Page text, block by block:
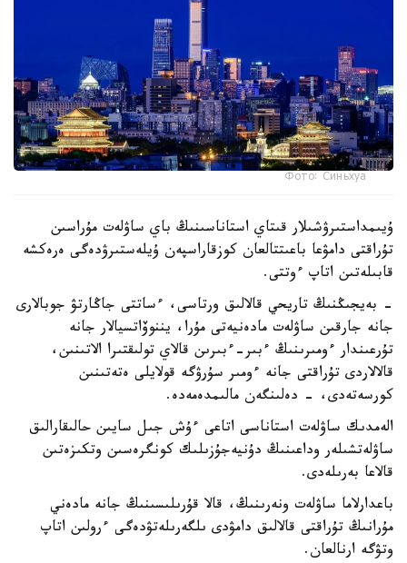
Фото: Синьхуа
ۇيىمداستىرۋشىلار قىتاي استاناسىنىڭ باي ساۋلەت مۇراسىن
تۇراقتى دامۋعا باعىتتالعان كوزقاراسپەن ۇيلەستىرۋدەگى ەرەكشە
قابىلەتىن اتاپ ءوتتى.
- بەيجىڭنىڭ تاريحي قالالىق ورتاسى، ءساتتى جاڭارتۋ جوبالارى
جانە جارقىن ساۋلەت مادەنيەتى مۇرا، يننوۆاتسيالار جانە
تۇرعىندار ءومىرىنىڭ ءبىر-ءبىرىن قالاي تولىقتىرا الاتىنىن،
قالالاردى تۇراقتى جانە ءومىر سۇرۋگە قولايلى ەتەتىنىن
كورسەتەدى، - دەلىنگەن مالىمدەمەدە.
الەمدىك ساۋلەت استاناسى اتاعى ءۇش جىل سايىن حالىقارالىق
ساۋلەتشىلەر وداعىنىڭ دۇنيەجۇزىلىك كونگرەسىن وتكىزەتىن
قالاعا بەرىلەدى.
باعدارلاما ساۋلەت ونەرىنىڭ، قالا قۇرىلىسىنىڭ جانە مادەني
مۇرانىڭ تۇراقتى قالالىق دامۋدى ىلگەرىلەتۋدەگى ءرولىن اتاپ
وتۋگە ارنالعان.